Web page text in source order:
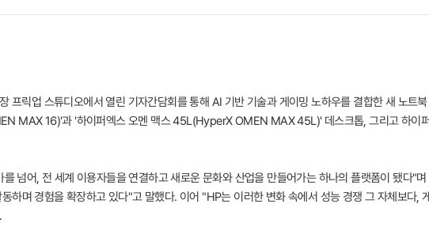
릭업 스튜디오에서 열린 기자간담회를 통해 AI 기반 기술과 게이밍 노하우를 결합한 새 노트
MAX 16)'과 '하이퍼엑스 오멘 맥스 45L(HyperX OMEN MAX 45L)' 데스크톱, 그리고 하이
넘어, 전 세계 이용자들을 연결하고 새로운 문화와 산업을 만들어가는 하나의 플랫폼이 됐다"
하며 경험을 확장하고 있다"고 말했다. 이어 "HP는 이러한 변화 속에서 성능 경쟁 그 자체보다,